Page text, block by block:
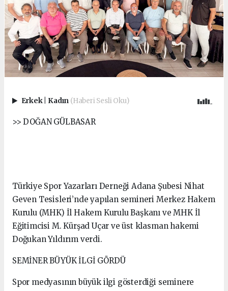
Erkek Kadın (Haberi Sesli Oku)
>> DOĞAN GÜLBASAR
Türkiye Spor Yazarları Derneği Adana Şubesi Nihat
Geven Tesisleri’nde yapılan semineri Merkez Hakem
Kurulu (MHK) İl Hakem Kurulu Başkanı ve MHK İl
Eğitimcisi M. Kürşad Uçar ve üst klasman hakemi
Doğukan Yıldırım verdi.
SEMİNER BÜYÜK İLGİ GÖRDÜ
Spor medyasının büyük ilgi gösterdiği seminere